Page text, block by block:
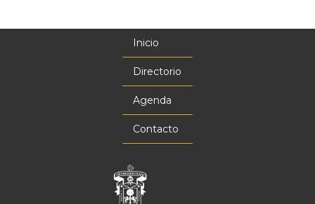
Inicio
Directorio
Agenda
Contacto